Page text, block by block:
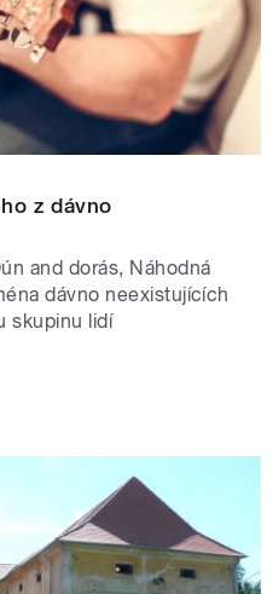
z dávno
and dorás, Náhodná
dávno neexistujících
skupinu lidí